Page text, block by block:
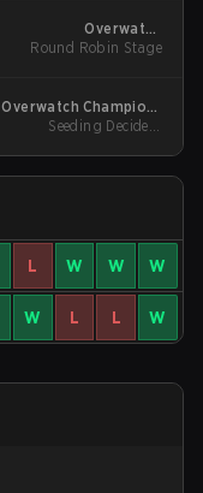
Overwatch
Champions Series -
Round Robin Stage
Overwatch Champions
Series - China Stage 1
Seeding Decider -
L W W W
W L L W